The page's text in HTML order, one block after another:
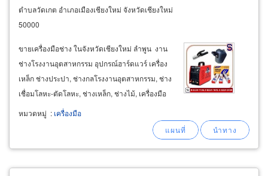
ตำบลวัดเกต อำเภอเมืองเชียงใหม่ จังหวัดเชียงใหม่
50000
ขายเครื่องมือช่าง ในจังหวัดเชียงใหม่ ลำพูน งาน
ช่างโรงงานอุตสาหกรรม อุปกรณ์ฮาร์ดแวร์ เครื่อง
เหล็ก ช่างประปา, ช่างกลโรงงานอุตสาหกรรม, ช่าง
เชื่อมโลหะ-ตัดโลหะ, ช่างเหล็ก, ช่างไม้, เครื่องมือ
เวิร์คช้อป เครื่องมือก่อสร้าง มีอุปกรณ์วัสดุเครื่องมือ
ช่าง มืออาชีพและอะไหล่บริการช่างทั่วไป จำหน่าย
หมวดหมู่ : เครื่องมือ